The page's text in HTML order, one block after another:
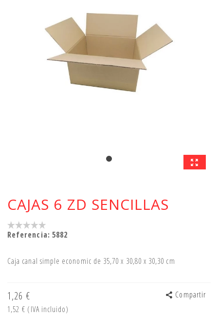
CAJAS 6 ZD SENCILLAS
Referencia: 5882
Caja canal simple economic de 35,70 x 30,80 x 30,30 cm
1,26 €
1,52 € (IVA incluido)
Compartir